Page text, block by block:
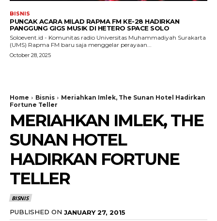
BISNIS
PUNCAK ACARA MILAD RAPMA FM KE-28 HADIRKAN
PANGGUNG GIGS MUSIK DI HETERO SPACE SOLO
Soloevent.id - Komunitas radio Universitas Muhammadiyah Surakarta
(UMS) Rapma FM baru saja menggelar perayaan...
October 28, 2025